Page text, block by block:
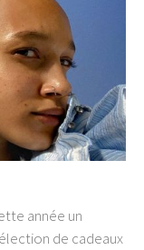
année un
de cadeaux